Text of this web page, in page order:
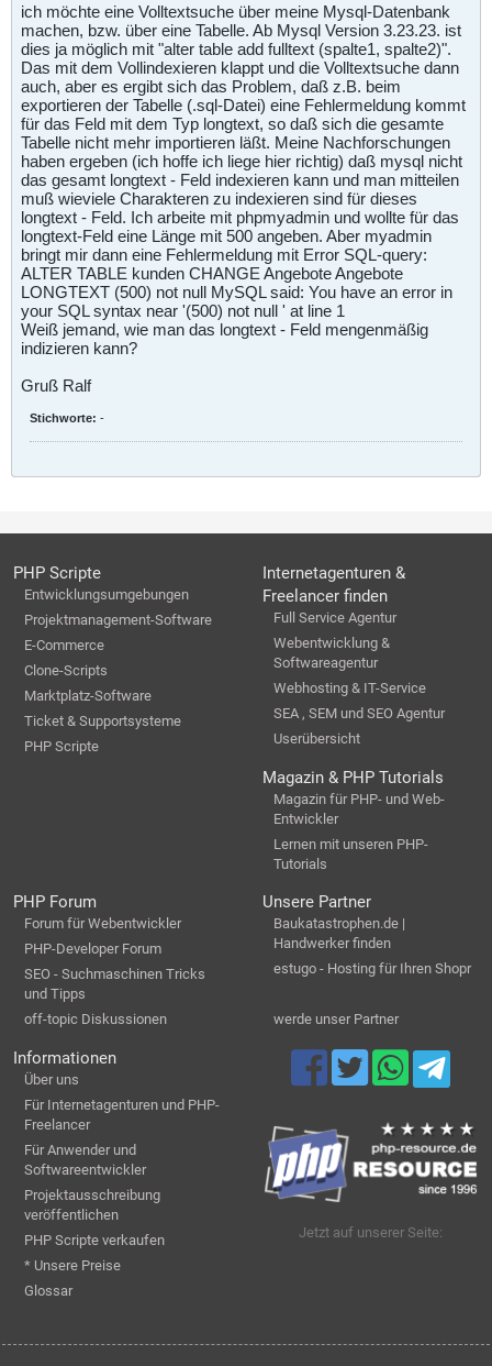
ich möchte eine Volltextsuche über meine Mysql-Datenbank
machen, bzw. über eine Tabelle. Ab Mysql Version 3.23.23. ist
dies ja möglich mit "alter table add fulltext (spalte1, spalte2)".
Das mit dem Vollindexieren klappt und die Volltextsuche dann
auch, aber es ergibt sich das Problem, daß z.B. beim
exportieren der Tabelle (.sql-Datei) eine Fehlermeldung kommt
für das Feld mit dem Typ longtext, so daß sich die gesamte
Tabelle nicht mehr importieren läßt. Meine Nachforschungen
haben ergeben (ich hoffe ich liege hier richtig) daß mysql nicht
das gesamt longtext - Feld indexieren kann und man mitteilen
muß wieviele Charakteren zu indexieren sind für dieses
longtext - Feld. Ich arbeite mit phpmyadmin und wollte für das
longtext-Feld eine Länge mit 500 angeben. Aber myadmin
bringt mir dann eine Fehlermeldung mit Error SQL-query:
ALTER TABLE kunden CHANGE Angebote Angebote
LONGTEXT (500) not null MySQL said: You have an error in
your SQL syntax near '(500) not null ' at line 1
Weiß jemand, wie man das longtext - Feld mengenmäßig
indizieren kann?
Gruß Ralf
Stichworte: -
PHP Scripte
Entwicklungsumgebungen
Projektmanagement-Software
E-Commerce
Clone-Scripts
Marktplatz-Software
Ticket & Supportsysteme
PHP Scripte
Internetagenturen &
Freelancer finden
Full Service Agentur
Webentwicklung &
Softwareagentur
Webhosting & IT-Service
SEA , SEM und SEO Agentur
Userübersicht
Magazin & PHP Tutorials
Magazin für PHP- und Web-
Entwickler
Lernen mit unseren PHP-
Tutorials
PHP Forum
Forum für Webentwickler
PHP-Developer Forum
SEO - Suchmaschinen Tricks
und Tipps
off-topic Diskussionen
Unsere Partner
Baukatastrophen.de |
Handwerker finden
estugo - Hosting für Ihren Shopr
werde unser Partner
Informationen
Über uns
Für Internetagenturen und PHP-
Freelancer
Für Anwender und
Softwareentwickler
Projektausschreibung
veröffentlichen
PHP Scripte verkaufen
* Unsere Preise
Glossar
Jetzt auf unserer Seite: